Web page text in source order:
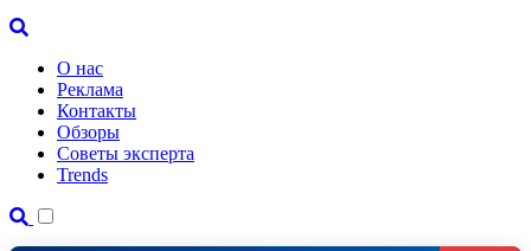
О нас
Реклама
Контакты
Обзоры
Советы эксперта
Trends